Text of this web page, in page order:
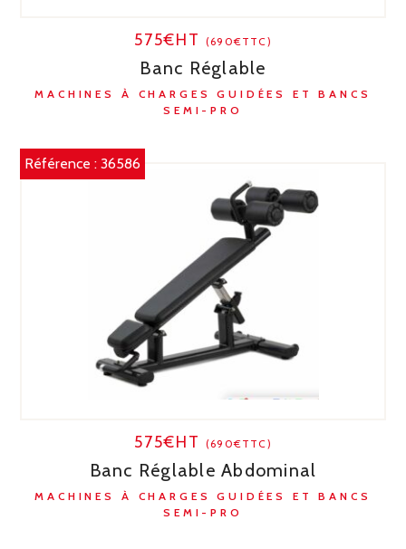
575€HT(690€TTC)
Banc Réglable
MACHINES À CHARGES GUIDÉES ET BANCS
SEMI-PRO
Référence :36586
575€HT(690€TTC)
Banc Réglable Abdominal
MACHINES À CHARGES GUIDÉES ET BANCS
SEMI-PRO